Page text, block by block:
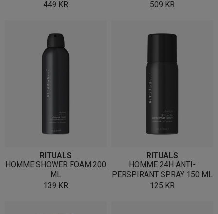
449 KR
509 KR
RITUALS
HOMME SHOWER FOAM 200
ML
139 KR
RITUALS
HOMME 24H ANTI-
PERSPIRANT SPRAY 150 ML
125 KR